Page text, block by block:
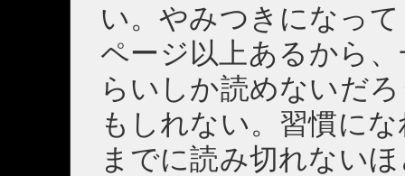
い。やみつきになっ
ページ以上あるから
らいしか読めないだ
もしれない。習慣に
までに読み切れない